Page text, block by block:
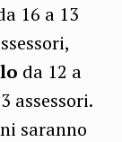
16 a 13
da 12 a
assessori.
saranno